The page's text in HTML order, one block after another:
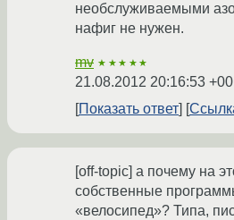
необслуживаемыми
нафиг не нужен.
mv ★★★★★
21.08.2012 20:16:53
Показать ответ
[off-topic] а почему на
собственные
«велосипед»? Типа,